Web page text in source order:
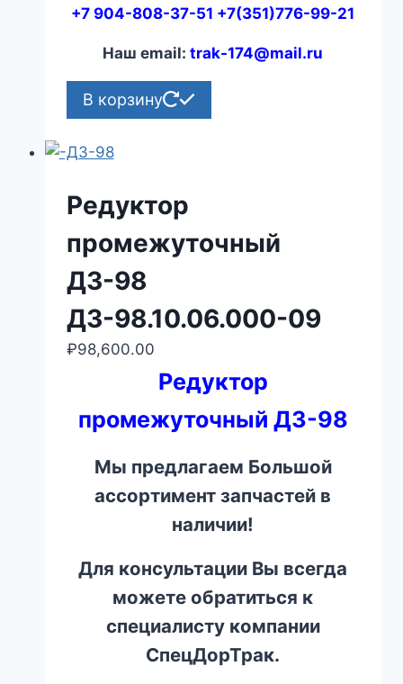
+7 904-808-37-51 +7(351)776-99-21
Наш email:trak-174@mail.ru
В корзину
Редуктор
промежуточный
ДЗ-98
ДЗ-98.10.06.000-09
₽98,600.00
Редуктор
промежуточный ДЗ-98
Мы предлагаем Большой
ассортимент запчастей в
наличии!
Для консультации Вы всегда
можете обратиться к
специалисту компании
СпецДорТрак.